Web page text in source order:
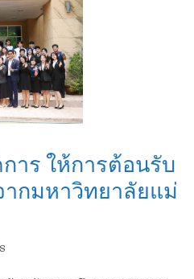
าร ให้การต้อนรับ
กมหาวิทยาลัยแม่